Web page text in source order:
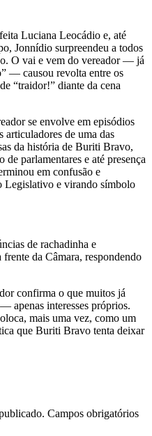
Luciana Leocádio e, até
Jonnídio surpreendeu a todos
O vai e vem do vereador — já
— causou revolta entre os
“traidor!” diante da cena
se envolve em episódios
de uma das
da história de Buriti Bravo,
de parlamentares e até presença
em confusão e
Legislativo e virando símbolo
de rachadinha e
da Câmara, respondendo
confirma o que muitos já
apenas interesses próprios.
mais uma vez, como um
que Buriti Bravo tenta deixar
Campos obrigatórios